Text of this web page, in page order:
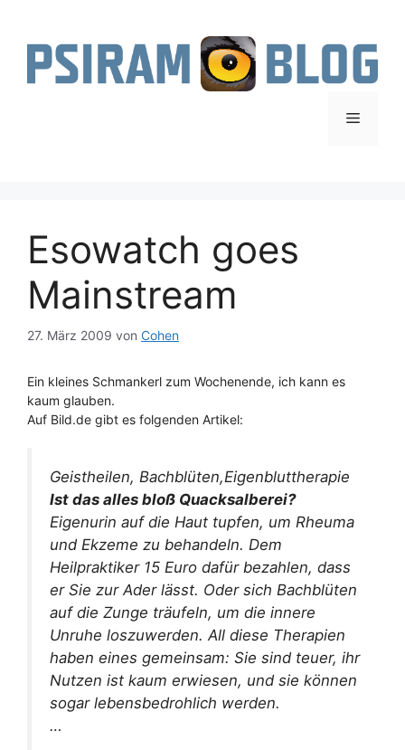
springen
Menü
Esowatch goes
Mainstream
27. März 2009 von Cohen
Ein kleines Schmankerl zum Wochenende, ich kann es
kaum glauben.
Auf Bild.de gibt es folgenden Artikel:
Geistheilen, Bachblüten,Eigenbluttherapie
Ist das alles bloß Quacksalberei?
Eigenurin auf die Haut tupfen, um Rheuma
und Ekzeme zu behandeln. Dem
Heilpraktiker 15 Euro dafür bezahlen, dass
er Sie zur Ader lässt. Oder sich Bachblüten
auf die Zunge träufeln, um die innere
Unruhe loszuwerden. All diese Therapien
haben eines gemeinsam: Sie sind teuer, ihr
Nutzen ist kaum erwiesen, und sie können
sogar lebensbedrohlich werden.
…